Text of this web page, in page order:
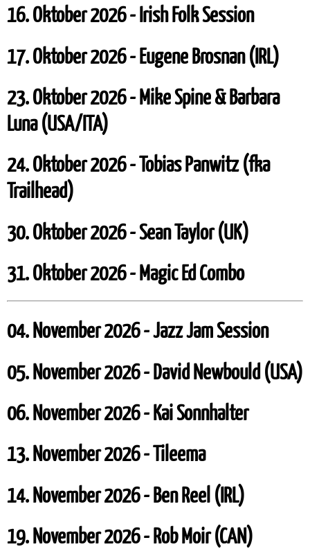
16. Oktober 2026 - Irish Folk Session
17. Oktober 2026 - Eugene Brosnan (IRL)
23. Oktober 2026 - Mike Spine & Barbara
Luna (USA/ITA)
24. Oktober 2026 - Tobias Panwitz (fka
Trailhead)
30. Oktober 2026 - Sean Taylor (UK)
31. Oktober 2026 - Magic Ed Combo
04. November 2026 - Jazz Jam Session
05. November 2026 - David Newbould (USA)
06. November 2026 - Kai Sonnhalter
13. November 2026 - Tileema
14. November 2026 - Ben Reel (IRL)
19. November 2026 - Rob Moir (CAN)